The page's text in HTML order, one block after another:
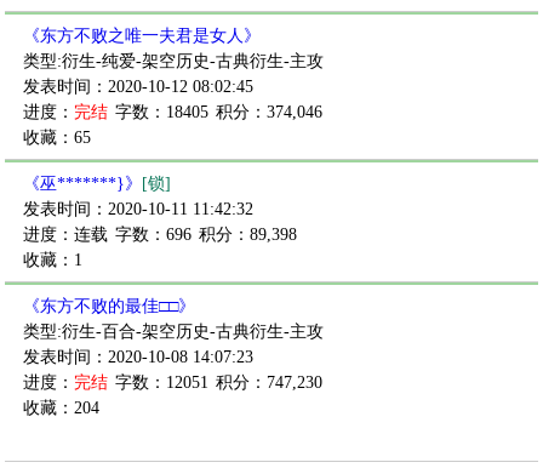
《东方不败之唯一夫君是女人》
类型:衍生-纯爱-架空历史-古典衍生-主攻
发表时间：2020-10-12 08:02:45
进度： 完结 字数：18405 积分：374,046
收藏：65
《巫*******}》
[锁]
发表时间：2020-10-11 11:42:32
进度：连载 字数：696 积分：89,398
收藏：1
《东方不败的最佳□□》
类型:衍生-百合-架空历史-古典衍生-主攻
发表时间：2020-10-08 14:07:23
进度： 完结 字数：12051 积分：747,230
收藏：204